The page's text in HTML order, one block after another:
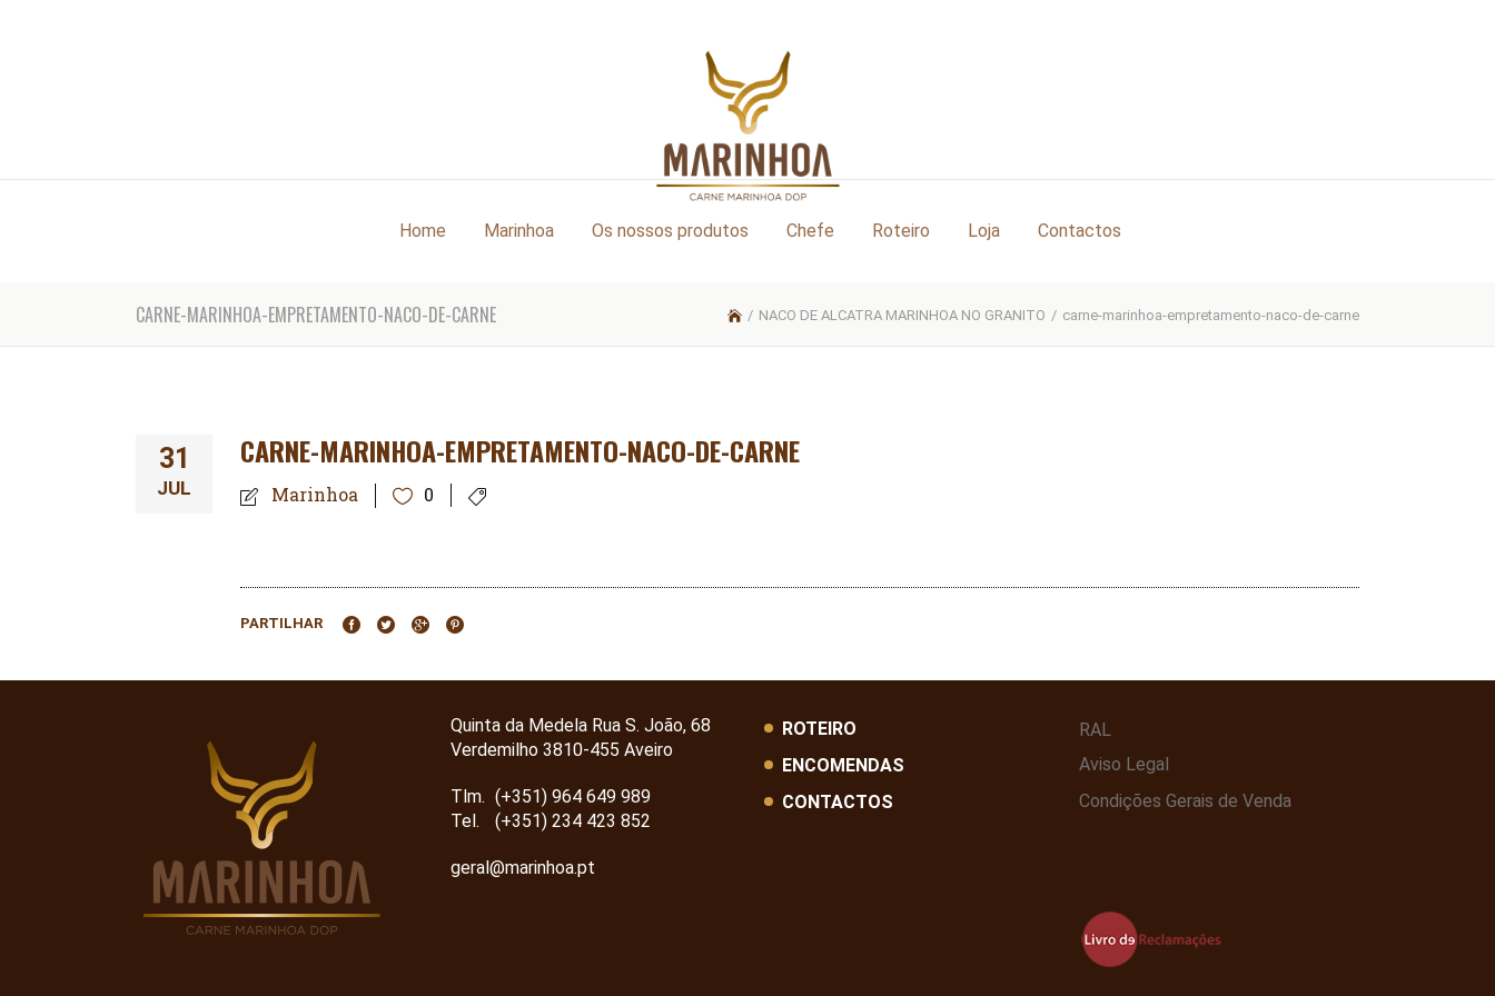
Home Marinhoa Os nossos produtos Chefe Roteiro Loja Contactos
CARNE-MARINHOA-EMPRETAMENTO-NACO-DE-CARNE / NACO DE ALCATRA MARINHOA NO GRANITO / carne-marinhoa-empretamento-naco-de-carne
31
JUL
CARNE-MARINHOA-EMPRETAMENTO-NACO-DE-CARNE
Marinhoa 0
PARTILHAR
Quinta da Medela Rua S. João, 68
Verdemilho 3810-455 Aveiro
Tlm. (+351) 964 649 989
Tel.
(+351) 234 423 852
geral@marinhoa.pt
ROTEIRO
ENCOMENDAS
CONTACTOS
RAL
Aviso Legal
Condições Gerais de Venda